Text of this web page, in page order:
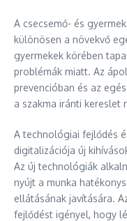
A csecsemő- és
különösen a növekvő
gyermekek körében
problémák miatt. Az
prevencióban és az
a szakma iránti kereslet
A technológiai fejlődés
digitalizációja új
Az új technológiák
nyújt a munka
ellátásának javítására.
fejlődést igényel, hogy